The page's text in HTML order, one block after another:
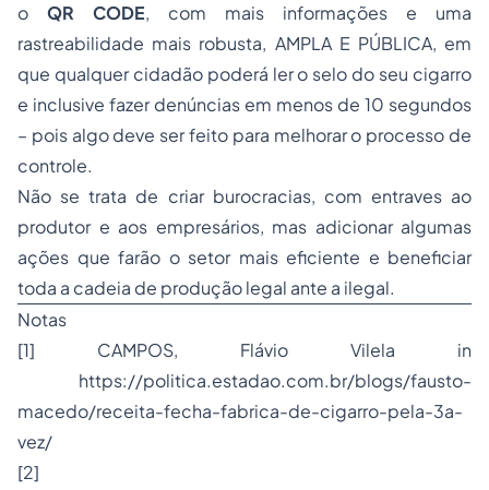
o QR CODE, com mais informações e uma
rastreabilidade mais robusta, AMPLA E PÚBLICA, em
que qualquer cidadão poderá ler o selo do seu cigarro
e inclusive fazer denúncias em menos de 10 segundos
– pois algo deve ser feito para melhorar o processo de
controle.
Não se trata de criar burocracias, com entraves ao
produtor e aos empresários, mas adicionar algumas
ações que farão o setor mais eficiente e beneficiar
toda a cadeia de produção legal ante a ilegal.
Notas
[1] CAMPOS, Flávio Vilela in
https://politica.estadao.com.br/blogs/fausto-
macedo/receita-fecha-fabrica-de-cigarro-pela-3a-
vez/
[2]